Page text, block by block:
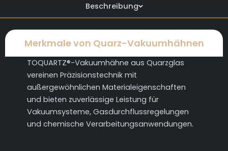
Beschreibung
Merkmale von Quarz-Vakuumhähnen
TOQUARTZ®-Vakuumhähne aus Quarzglas
vereinen Präzisionstechnik mit
außergewöhnlichen Materialeigenschaften
und bieten zuverlässige Leistung für
Vakuumsysteme, Gasdurchflussregelungen
und chemische Verarbeitungsanwendungen.